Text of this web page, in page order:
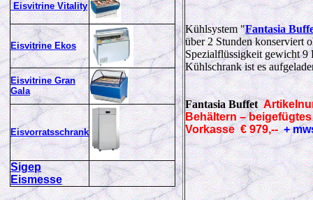
Eisvitrine Vitality
Eisvitrine Ekos
Eisvitrine Gran
Gala
Eisvorratsschrank
Sigep
Eismesse
Kühlsystem "Fantasia
über 2 Stunden konserviert
Spezialflüssigkeit gewicht
Kühlschrank ist es
Fantasia Buffet
Behältern –
Vorkasse € 979,--+